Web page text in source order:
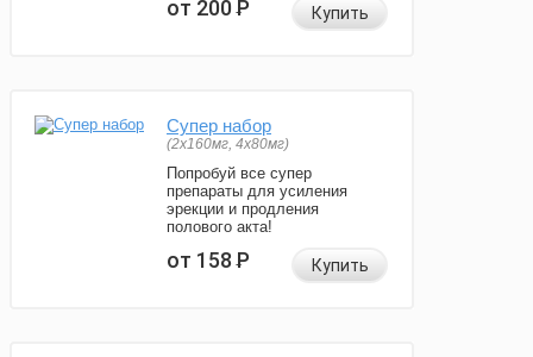
от 200Р Купить
Супер набор
(2х160мг, 4х80мг)
Попробуй все супер
препараты для усиления
эрекции и продления
полового акта!
от 158Р Купить